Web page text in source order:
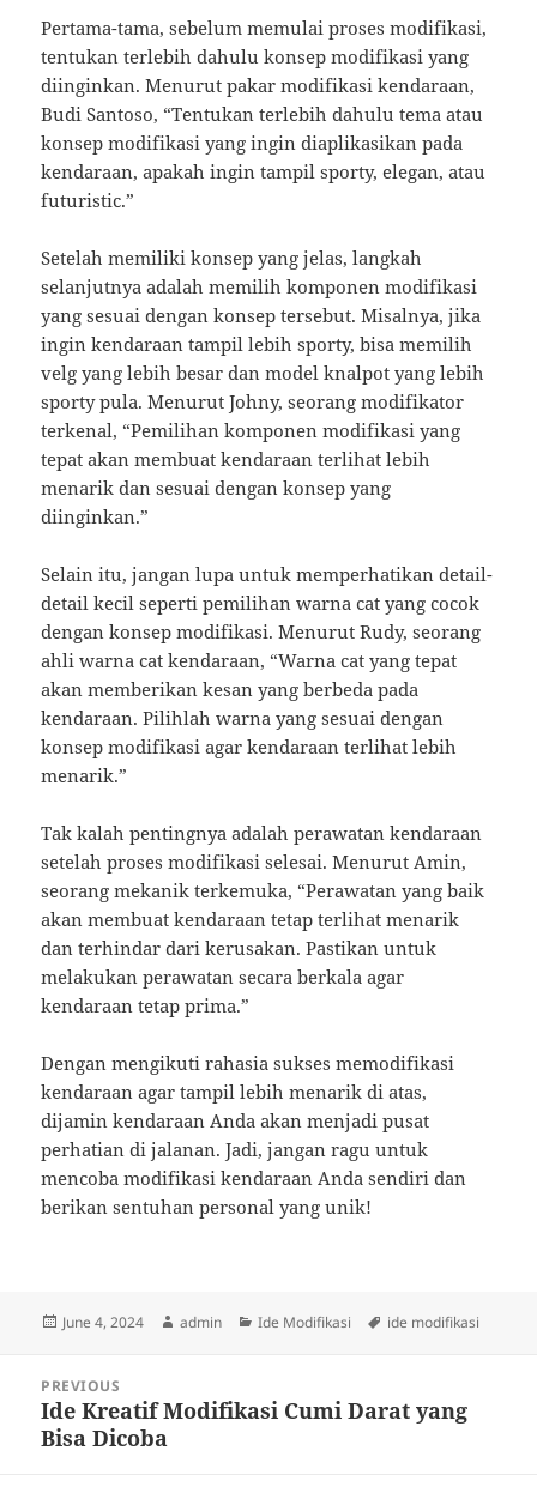
Pertama-tama, sebelum memulai proses modifikasi,
tentukan terlebih dahulu konsep modifikasi yang
diinginkan. Menurut pakar modifikasi kendaraan,
Budi Santoso, “Tentukan terlebih dahulu tema atau
konsep modifikasi yang ingin diaplikasikan pada
kendaraan, apakah ingin tampil sporty, elegan, atau
futuristic.”
Setelah memiliki konsep yang jelas, langkah
selanjutnya adalah memilih komponen modifikasi
yang sesuai dengan konsep tersebut. Misalnya, jika
ingin kendaraan tampil lebih sporty, bisa memilih
velg yang lebih besar dan model knalpot yang lebih
sporty pula. Menurut Johny, seorang modifikator
terkenal, “Pemilihan komponen modifikasi yang
tepat akan membuat kendaraan terlihat lebih
menarik dan sesuai dengan konsep yang
diinginkan.”
Selain itu, jangan lupa untuk memperhatikan detail-
detail kecil seperti pemilihan warna cat yang cocok
dengan konsep modifikasi. Menurut Rudy, seorang
ahli warna cat kendaraan, “Warna cat yang tepat
akan memberikan kesan yang berbeda pada
kendaraan. Pilihlah warna yang sesuai dengan
konsep modifikasi agar kendaraan terlihat lebih
menarik.”
Tak kalah pentingnya adalah perawatan kendaraan
setelah proses modifikasi selesai. Menurut Amin,
seorang mekanik terkemuka, “Perawatan yang baik
akan membuat kendaraan tetap terlihat menarik
dan terhindar dari kerusakan. Pastikan untuk
melakukan perawatan secara berkala agar
kendaraan tetap prima.”
Dengan mengikuti rahasia sukses memodifikasi
kendaraan agar tampil lebih menarik di atas,
dijamin kendaraan Anda akan menjadi pusat
perhatian di jalanan. Jadi, jangan ragu untuk
mencoba modifikasi kendaraan Anda sendiri dan
berikan sentuhan personal yang unik!
Posted
June 4, 2024 Author
admin Categories
Ide Modifikasi Tags
ide modifikasi
navigation
PREVIOUS
Previous
post:
Ide Kreatif Modifikasi Cumi Darat yang
Bisa Dicoba